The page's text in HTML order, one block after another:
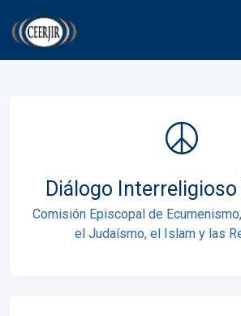
Diálogo Interreligioso
Comisión Episcopal de
el Judaísmo, el Islam y las